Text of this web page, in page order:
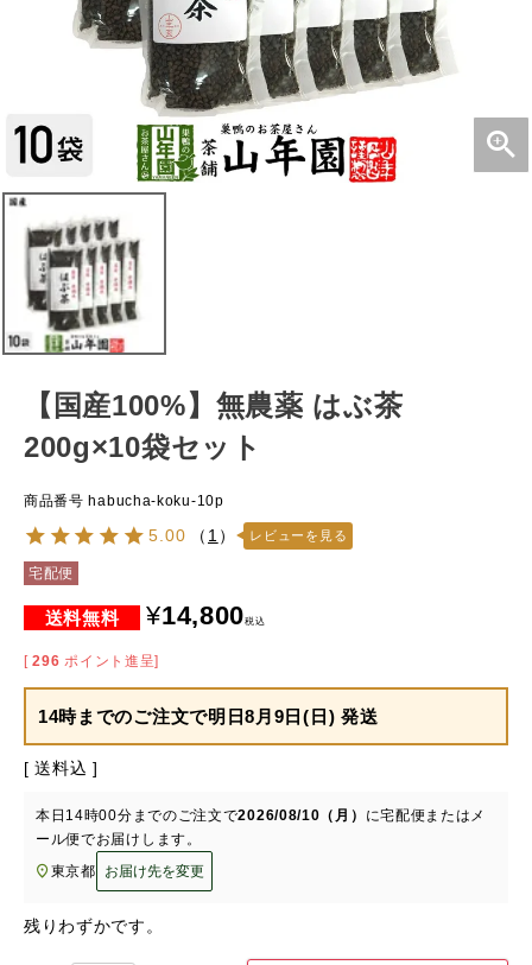
【国産100%】無農薬 はぶ茶
200g×10袋セット
商品番号 habucha-koku-10p
5.00 （ 1 ） レビューを見る
宅配便
¥14,800税込
[ 296 ポイント進呈]
14時までのご注文で明日8月9日(日) 発送
送料込
本日 14時00分 までのご注文で2026/08/10（月） に宅配便またはメ
ール便でお届けします。
東京都
お届け先を変更
残りわずかです。